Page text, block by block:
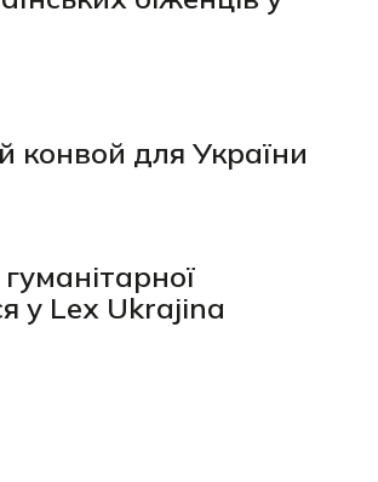
конвой для України
у Lex Ukrajina